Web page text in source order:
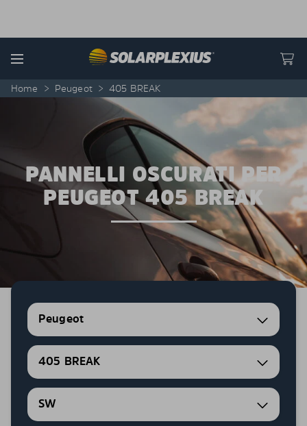
Menu
Home > Peugeot > 405 BREAK
PANNELLI OSCURATI PER
PEUGEOT 405 BREAK
Peugeot
405 BREAK
SW